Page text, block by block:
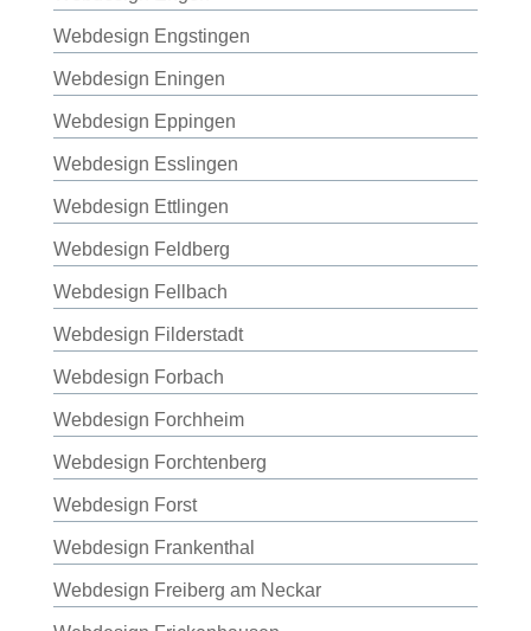
Webdesign Engstingen
Webdesign Eningen
Webdesign Eppingen
Webdesign Esslingen
Webdesign Ettlingen
Webdesign Feldberg
Webdesign Fellbach
Webdesign Filderstadt
Webdesign Forbach
Webdesign Forchheim
Webdesign Forchtenberg
Webdesign Forst
Webdesign Frankenthal
Webdesign Freiberg am Neckar